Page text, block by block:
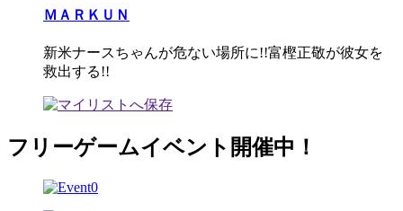
ＭＡＲＫＵＮ
新米ナースちゃんが危ない場所に!!富樫正敬が彼女を
救出する!!
フリーゲームイベント開催中！